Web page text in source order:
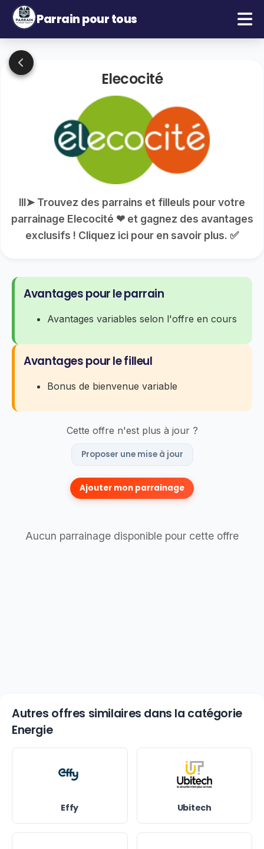
Parrain pour tous
Elecocité
lll➤ Trouvez des parrains et filleuls pour votre
parrainage Elecocité ❤ et gagnez des avantages
exclusifs ! Cliquez ici pour en savoir plus. ✅
Avantages pour le parrain
Avantages variables selon l'offre en cours
Avantages pour le filleul
Bonus de bienvenue variable
Cette offre n'est plus à jour ?
Proposer une mise à jour
Ajouter mon parrainage
Aucun parrainage disponible pour cette offre
Autres offres similaires dans la catégorie
Energie
Effy Ubitech